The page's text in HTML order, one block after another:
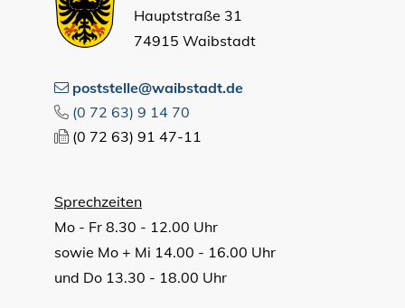
Hauptstraße 31
74915 Waibstadt
poststelle@waibstadt.de
(0 72 63) 9 14 70
(0 72 63) 91 47-11
Sprechzeiten
Mo - Fr 8.30 - 12.00 Uhr
sowie Mo + Mi 14.00 - 16.00 Uhr
und Do 13.30 - 18.00 Uhr